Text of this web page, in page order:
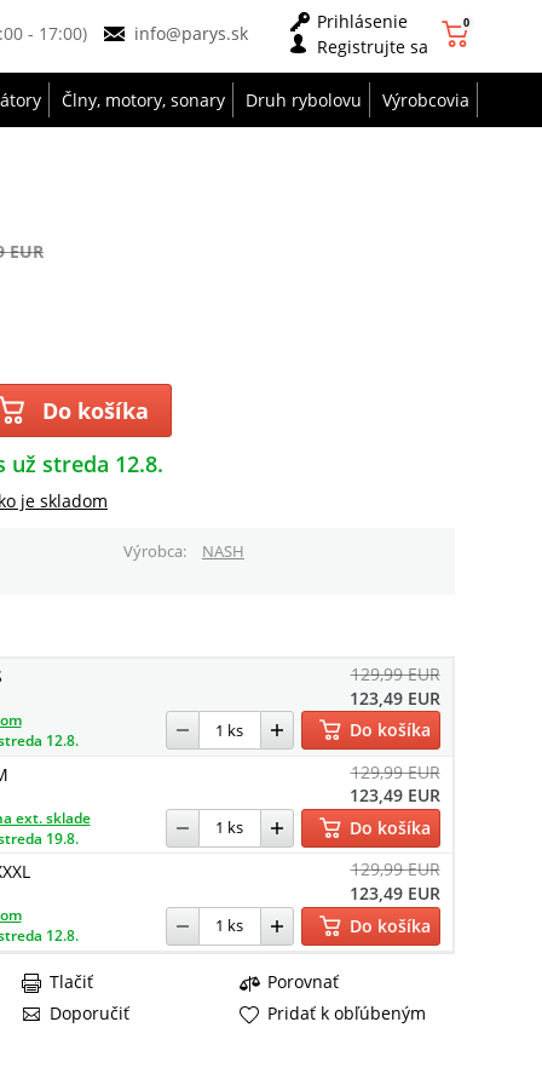
- 17:00) info@parys.sk
Prihlásenie
Registrujte sa
0
Člny, motory, sonary Druh rybolovu Výrobcovia
EUR
Do košíka
už streda 12.8.
je skladom
Výrobca
NASH
129,99 EUR
123,49 EUR
12.8.
Do košíka
129,99 EUR
123,49 EUR
ext. sklade
19.8.
Do košíka
129,99 EUR
123,49 EUR
12.8. Do košíka
Porovnať
Doporučiť
Tlačiť
Pridať k obľúbeným